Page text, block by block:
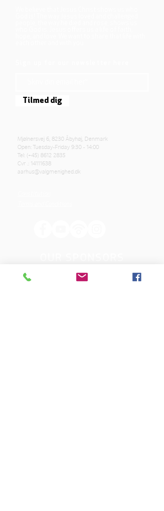
Tilmed dig
Mjølnersvej 6, 8230 Åbyhøj, Denmark
Open: Tuesday-Friday 9:30 - 14:00
Tel: (+45) 8612 2835
Cvr .: 14111638
aarhus@valgmenighed.dk